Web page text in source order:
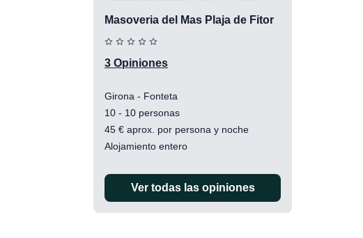
Masoveria del Mas Plaja de Fitor
3 Opiniones
Girona - Fonteta
10 - 10 personas
45 € aprox. por persona y noche
Alojamiento entero
Ver todas las opiniones